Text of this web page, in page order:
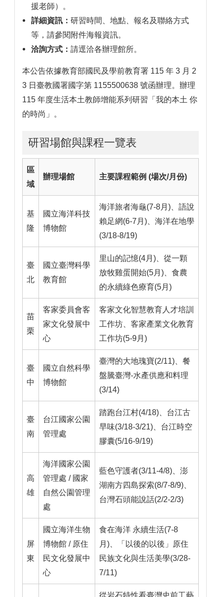
援老師）。
詳細資訊：研習時間、地點、報名及聯絡方式
等，請參閱附件海報資訊。
洽詢方式：請逕洽各辦理館所。
本公告依據教育部國民及學前教育署 115 年 3 月 2
3 日臺教國署國字第 1155500638 號函辦理。辦理
115 年度生活本土教師增能系列研習「我的本土 你
的時尚」。
研習場館與課程一覽表
區
域
辦理場館 主要課程範例 (場次/月份)
基
隆
國立海洋科技
博物館
海洋旅者海龜(7-8月)、語說
賴足網(6-7月)、海洋在地學
(3/18-8/19)
臺
北
國立臺灣科學
教育館
里山的記憶(4月)、從一顆
放牧雞蛋開始(5月)、食農
的永續綠色療育(5月)
苗
栗
客家委員會客
家文化發展中
心
客家文化智慧教育人才培訓
工作坊、客家產業文化教育
工作坊(5-9月)
臺
中
國立自然科學
博物館
臺灣的大地瑰寶(2/11)、餐
盤騰臺灣-水產供應和料理
(3/14)
臺
南
台江國家公園
管理處
踏跑台江村(4/18)、台江古
早味(3/18-3/21)、台江時空
膠囊(5/16-9/19)
高
雄
海洋國家公園
管理處 / 國家
自然公園管理
處
藍色守護者(3/11-4/8)、澎
湖南方四島探索(8/7-8/9)、
台灣石頭能說話(2/2-2/3)
屏
東
國立海洋生物
博物館 / 原住
民文化發展中
心
食在海洋 永續生活(7-8
月)、「以後的以後」原住
民族文化與生活美學(3/28-
7/11)
從岩石特性看臺灣史前工藝